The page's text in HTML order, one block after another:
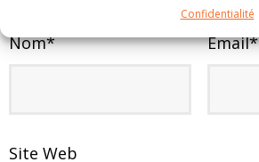
Confidentialité
Nom* Email*
Site Web